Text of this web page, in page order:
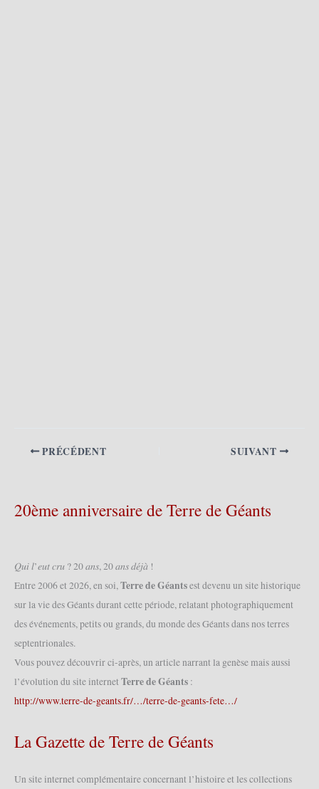
PRÉCÉDENT SUIVANT
20ème anniversaire de Terre de Géants
𝑄𝑢𝑖 𝑙’𝑒𝑢𝑡 𝑐𝑟𝑢 ? 20 𝑎𝑛𝑠, 20 𝑎𝑛𝑠 𝑑𝑒́𝑗𝑎̀ !
Entre 2006 et 2026, en soi,Terre de Géantsest devenu un site historique
sur la vie des Géants durant cette période, relatant photographiquement
des événements, petits ou grands, du monde des Géants dans nos terres
septentrionales.
Vous pouvez découvrir ci-après, un article narrant la genèse mais aussi
l’évolution du site internet Terre de Géants :
http://www.terre-de-geants.fr/…/terre-de-geants-fete…/
La Gazette de Terre de Géants
Un site internet complémentaire concernant l’histoire et les collections